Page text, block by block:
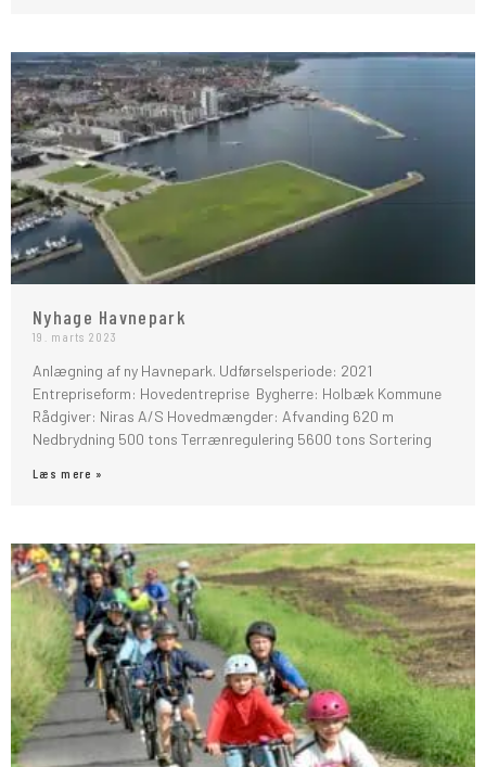
Nyhage Havnepark
19. marts 2023
Anlægning af ny Havnepark. Udførselsperiode: 2021
Entrepriseform: Hovedentreprise Bygherre: Holbæk Kommune
Rådgiver: Niras A/S Hovedmængder: Afvanding 620 m
Nedbrydning 500 tons Terrænregulering 5600 tons Sortering
Læs mere »